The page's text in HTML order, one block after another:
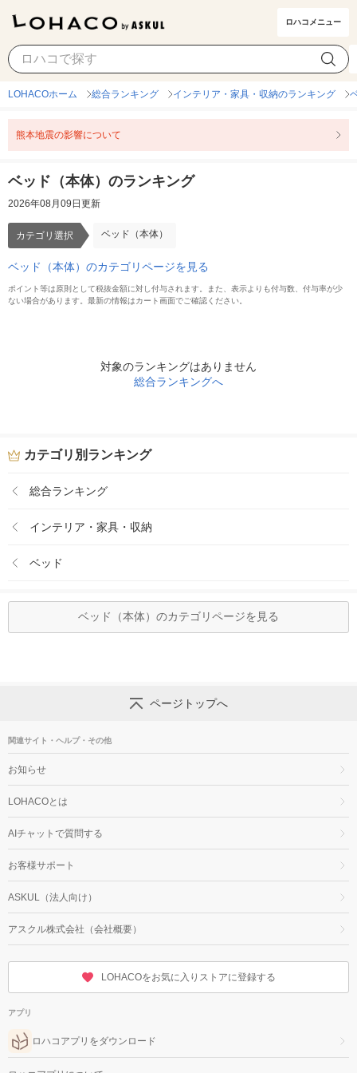
ロハコメニュー
ベッド（本体） カテゴリ選択
LOHACOホーム 総合ランキング インテリア・家具・収納のランキング
熊本地震の影響について
ベッド（本体）のランキング
2026年08月09日更新
カテゴリ選択 ベッド（本体）
ベッド（本体）のカテゴリページを見る
ポイント等は原則として税抜金額に対し付与されます。また、表示よりも付与数、付与率が少
ない場合があります。最新の情報はカート画面でご確認ください。
対象のランキングはありません
総合ランキングへ
カテゴリ別ランキング
総合ランキング
インテリア・家具・収納
ベッド
ベッド（本体）のカテゴリページを見る
ページトップへ
関連サイト・ヘルプ・その他
お知らせ
LOHACOとは
AIチャットで質問する
お客様サポート
ASKUL（法人向け）
アスクル株式会社（会社概要）
LOHACOをお気に入りストアに登録する
アプリ
ロハコアプリをダウンロード